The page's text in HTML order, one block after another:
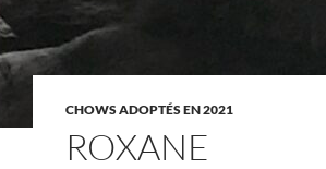
CHOWS ADOPTÉS EN 2021
ROXANE